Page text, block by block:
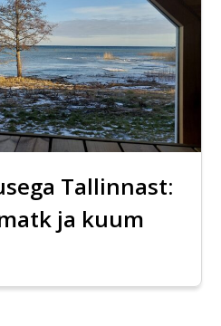
Tallinnast:
ja kuum